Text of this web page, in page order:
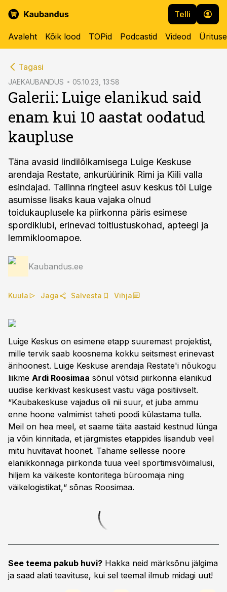
Telli
Avaleht Kõik lood TOPid Podcastid Videod
Tagasi
JAEKAUBANDUS 05.10.23, 13:58
Galerii: Luige elanikud said
enam kui 10 aastat oodatud
kaupluse
Täna avasid lindilõikamisega Luige Keskuse
arendaja Restate, ankurüürinik Rimi ja Kiili valla
esindajad. Tallinna ringteel asuv keskus tõi Luige
asumisse lisaks kaua vajaka olnud
toidukauplusele ka piirkonna päris esimese
spordiklubi, erinevad toitlustuskohad, apteegi ja
lemmikloomapoe.
Kaubandus.ee
Kuula Jaga Salvesta Vihja
Luige Keskus on esimene etapp suuremast projektist,
mille tervik saab koosnema kokku seitsmest erinevast
ärihoonest. Luige Keskuse arendaja Restate'i nõukogu
liikme Ardi Roosimaa sõnul võtsid piirkonna elanikud
uudise kerkivast keskusest vastu väga positiivselt.
“Kaubakeskuse vajadus oli nii suur, et juba ammu
enne hoone valmimist taheti poodi külastama tulla.
Meil on hea meel, et saame täita aastaid kestnud lünga
ja võin kinnitada, et järgmistes etappides lisandub veel
mitu huvitavat hoonet. Tahame sellesse noore
elanikkonnaga piirkonda tuua veel sportimisvõimalusi,
hiljem ka väikeste kontoritega büroomaja ning
väikelogistikat,“ sõnas Roosimaa.
See teema pakub huvi? Hakka neid märksõnu jälgima
ja saad alati teavituse, kui sel teemal ilmub midagi uut!